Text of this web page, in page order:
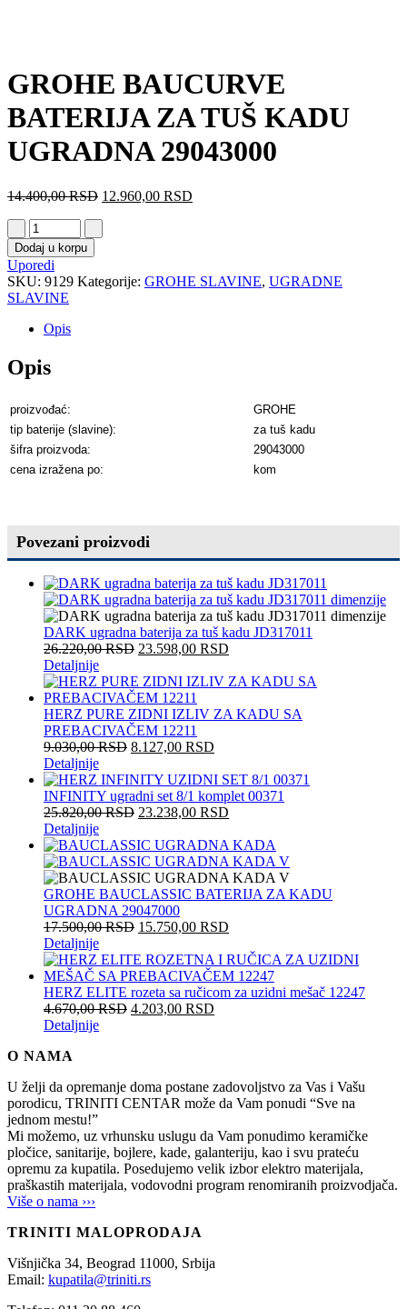
GROHE BAUCURVE
BATERIJA ZA TUŠ KADU
UGRADNA 29043000
14.400,00RSD 12.960,00 RSD
Dodaj u korpu
Uporedi
SKU: 9129 Kategorije: GROHE SLAVINE, UGRADNE
SLAVINE
Opis
Opis
proizvođać:
GROHE
tip baterije (slavine):
za tuš kadu
šifra proizvoda:
29043000
cena izražena po:
kom
Povezani proizvodi
DARK ugradna baterija za tuš kadu JD317011
26.220,00RSD 23.598,00 RSD
Detaljnije
HERZ PURE ZIDNI IZLIV ZA KADU SA
PREBACIVAČEM 12211
9.030,00RSD 8.127,00 RSD
Detaljnije
INFINITY ugradni set 8/1 komplet 00371
25.820,00RSD 23.238,00 RSD
Detaljnije
GROHE BAUCLASSIC BATERIJA ZA KADU
UGRADNA 29047000
17.500,00RSD 15.750,00 RSD
Detaljnije
HERZ ELITE rozeta sa ručicom za uzidni mešač 12247
4.670,00RSD 4.203,00 RSD
Detaljnije
O NAMA
U želji da opremanje doma postane zadovoljstvo za Vas i Vašu
porodicu, TRINITI CENTAR može da Vam ponudi “Sve na
jednom mestu!”
Mi možemo, uz vrhunsku uslugu da Vam ponudimo keramičke
pločice, sanitarije, bojlere, kade, galanteriju, kao i svu prateću
opremu za kupatila. Posedujemo velik izbor elektro materijala,
praškastih materijala, vodovodni program renomiranih proizvodjača.
Više o nama ›››
TRINITI MALOPRODAJA
Višnjička 34, Beograd 11000, Srbija
Email: kupatila@triniti.rs